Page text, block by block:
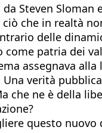
Steven
che in realtà
delle
come patria dei
assegnava
verità
che ne è della
questo nuovo